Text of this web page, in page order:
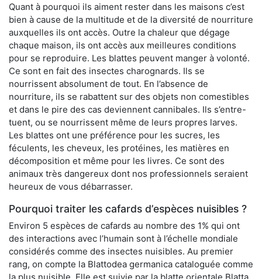
Quant à pourquoi ils aiment rester dans les maisons c’est
bien à cause de la multitude et de la diversité de nourriture
auxquelles ils ont accès. Outre la chaleur que dégage
chaque maison, ils ont accès aux meilleures conditions
pour se reproduire. Les blattes peuvent manger à volonté.
Ce sont en fait des insectes charognards. Ils se
nourrissent absolument de tout. En l’absence de
nourriture, ils se rabattent sur des objets non comestibles
et dans le pire des cas deviennent cannibales. Ils s’entre-
tuent, ou se nourrissent même de leurs propres larves.
Les blattes ont une préférence pour les sucres, les
féculents, les cheveux, les protéines, les matières en
décomposition et même pour les livres. Ce sont des
animaux très dangereux dont nos professionnels seraient
heureux de vous débarrasser.
Pourquoi traiter les cafards d’espèces nuisibles ?
Environ 5 espèces de cafards au nombre des 1% qui ont
des interactions avec l’humain sont à l’échelle mondiale
considérés comme des insectes nuisibles. Au premier
rang, on compte la Blattodea germanica cataloguée comme